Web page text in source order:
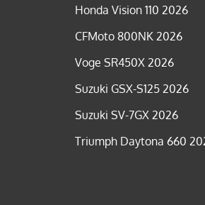
Honda Vision 110 2026
CFMoto 800NK 2026
Voge SR450X 2026
Suzuki GSX-S125 2026
Suzuki SV-7GX 2026
Triumph Daytona 660